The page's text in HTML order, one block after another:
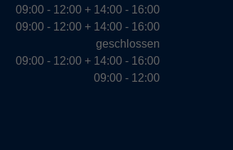
09:00 - 12:00 + 14:00 - 16:00
09:00 - 12:00 + 14:00 - 16:00
geschlossen
09:00 - 12:00 + 14:00 - 16:00
09:00 - 12:00